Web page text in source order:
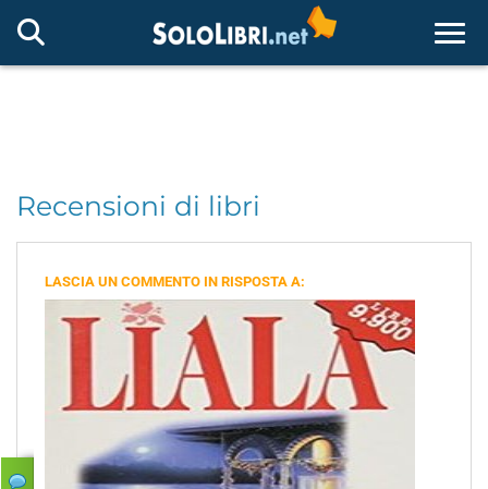
Recensioni di libri
LASCIA UN COMMENTO IN RISPOSTA A: